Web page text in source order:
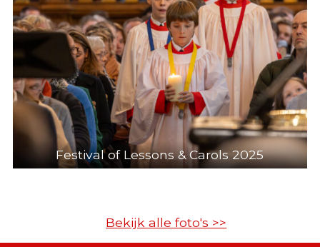
Festival of Lessons & Carols 2025
Bekijk alle foto's >>